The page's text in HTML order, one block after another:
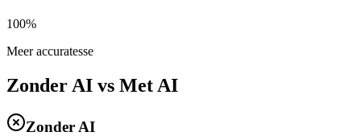
100%
Meer accuratesse
Zonder AI vs Met AI
Zonder AI